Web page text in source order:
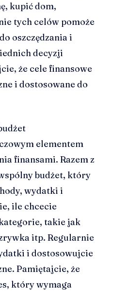
kupić dom,
tych celów pomoże
oszczędzania i
decyzji
że cele finansowe
i dostosowane do
elementem
finansami. Razem z
budżet, który
wydatki i
ile chcecie
takie jak
itp. Regularnie
i dostosowujcie
Pamiętajcie, że
który wymaga